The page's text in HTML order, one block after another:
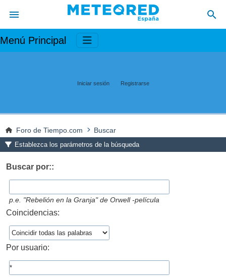
Menú Principal
Iniciar sesión Registrarse
Foro de Tiempo.com Buscar
Establezca los parámetros de la búsqueda
Buscar por::
p.e. "Rebelión en la Granja" de Orwell -película
Coincidencias:
Por usuario: